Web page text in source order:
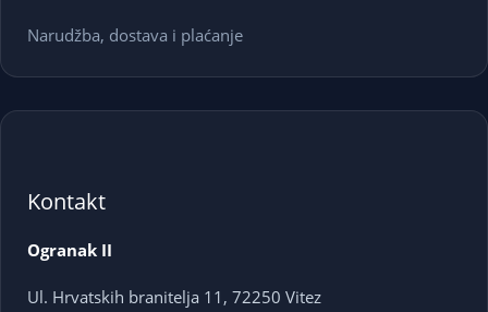
Narudžba, dostava i plaćanje
Kontakt
Ogranak II
Ul. Hrvatskih branitelja 11, 72250 Vitez